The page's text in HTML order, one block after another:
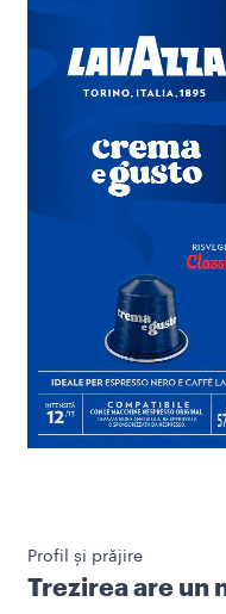
Profil și prăjire
Trezirea are un